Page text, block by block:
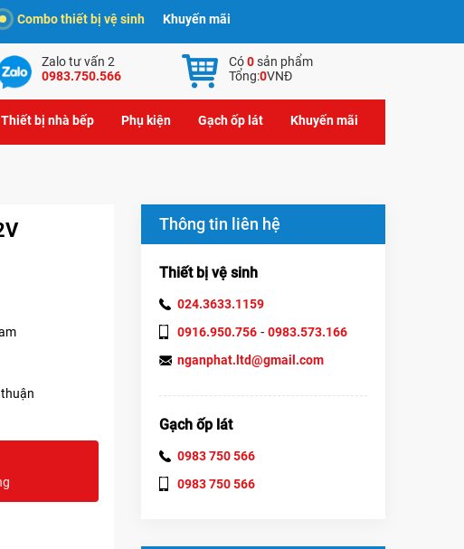
Combo thiết bị vệ sinh Khuyến mãi
Zalo tư vấn 2
0983.750.566
Có0sản phẩm
Tổng:0VNĐ
Thiết bị nhà bếp Phụ kiện Gạch ốp lát Khuyến mãi
Thông tin liên hệ
Thiết bị vệ sinh
024.3633.1159
0916.950.756 - 0983.573.166
nganphat.ltd@gmail.com
Gạch ốp lát
0983 750 566
0983 750 566